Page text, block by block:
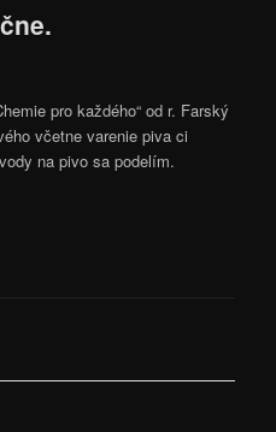
pro každého“ od r. Farský
včetne varenie piva ci
na pivo sa podelím.